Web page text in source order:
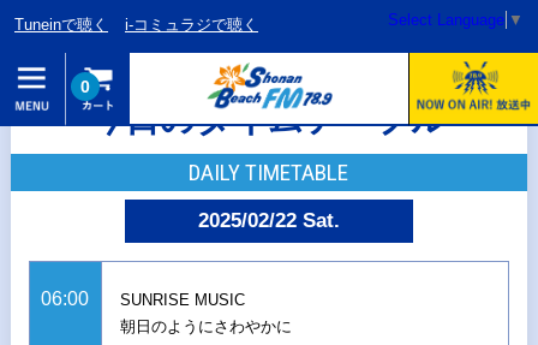
Tuneinで聴く i-コミュラジで聴く Select Language ▼
0
今日のタイムテーブル
DAILY TIMETABLE
2025/02/22 Sat.
06:00
SUNRISE MUSIC
朝日のようにさわやかに